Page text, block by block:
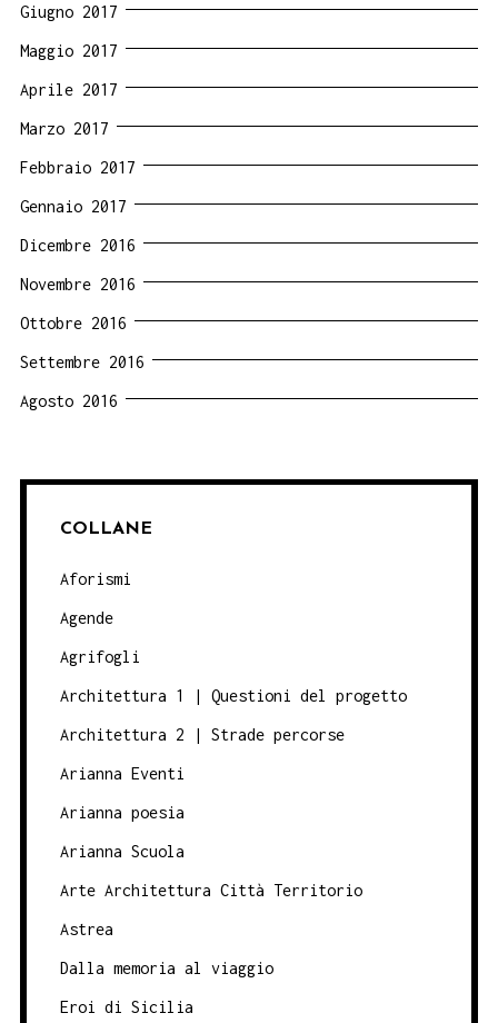
Giugno 2017
Maggio 2017
Aprile 2017
Marzo 2017
Febbraio 2017
Gennaio 2017
Dicembre 2016
Novembre 2016
Ottobre 2016
Settembre 2016
Agosto 2016
COLLANE
Aforismi
Agende
Agrifogli
Architettura 1 | Questioni del progetto
Architettura 2 | Strade percorse
Arianna Eventi
Arianna poesia
Arianna Scuola
Arte Architettura Città Territorio
Astrea
Dalla memoria al viaggio
Eroi di Sicilia